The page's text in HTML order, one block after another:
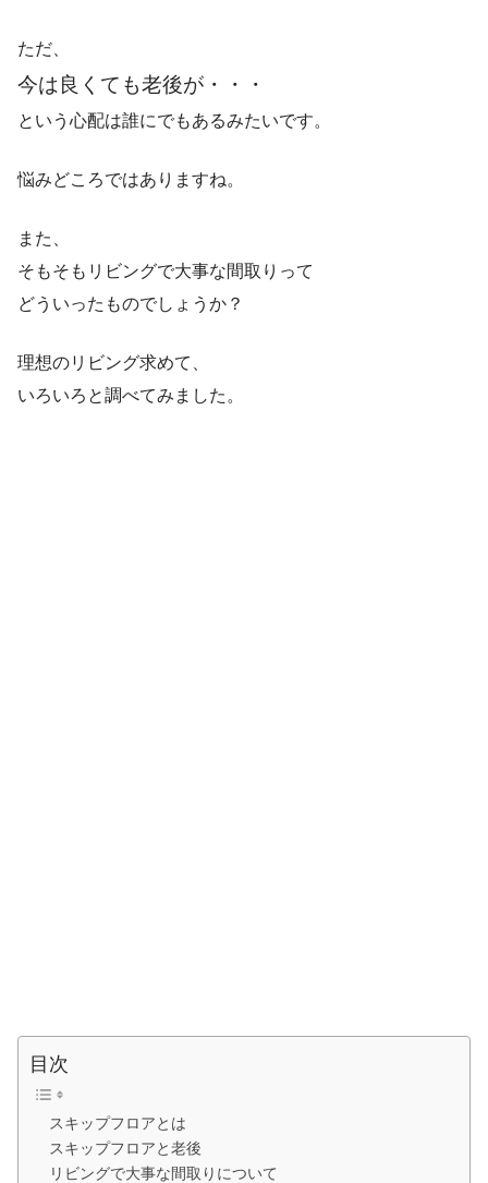
ただ、
今は良くても老後が・・・
という心配は誰にでもあるみたいです。
悩みどころではありますね。
また、
そもそもリビングで大事な間取りって
どういったものでしょうか？
理想のリビング求めて、
いろいろと調べてみました。
目次
スキップフロアとは
スキップフロアと老後
リビングで大事な間取りについて